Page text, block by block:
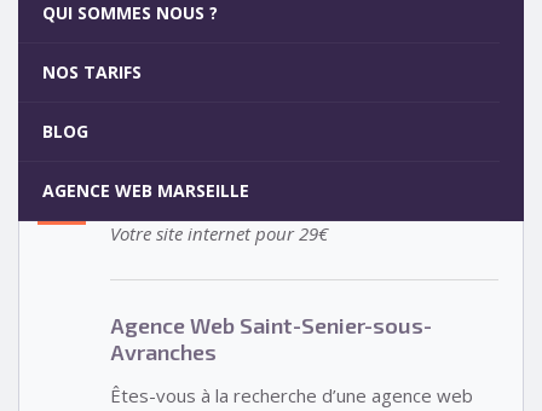
QUI SOMMES NOUS ?
NOS TARIFS
BLOG
AGENCE WEB MARSEILLE
5
Votre site internet pour 29€
Agence Web Saint-Senier-sous-
Avranches
Êtes-vous à la recherche d’une agence web